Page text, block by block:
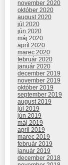
november 2020
október 2020
august 2020
júl 2020
jún 2020
máj 2020
apríl 2020
marec 2020
február 2020
január 2020
december 2019
november 2019
október 2019
september 2019
august 2019
júl 2019
jún 2019
máj 2019
apríl 2019
marec 2019
február 2019
január 2019
december 2018